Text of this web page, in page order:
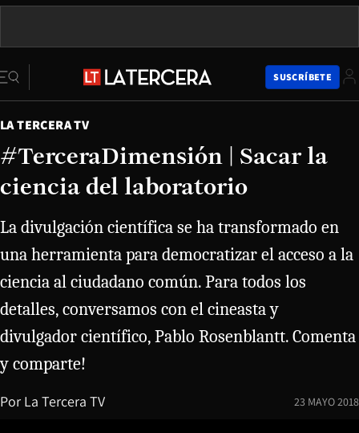
SUSCRÍBETE
LA TERCERA TV
#TerceraDimensión | Sacar la
ciencia del laboratorio
La divulgación científica se ha transformado en
una herramienta para democratizar el acceso a la
ciencia al ciudadano común. Para todos los
detalles, conversamos con el cineasta y
divulgador científico, Pablo Rosenblantt. Comenta
y comparte!
Por La Tercera TV 23 MAYO 2018